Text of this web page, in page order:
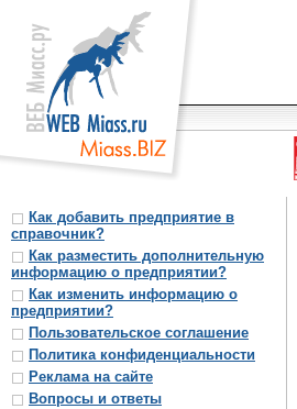
Как добавить предприятие в
справочник?
Как разместить дополнительную
информацию о предприятии?
Как изменить информацию о
предприятии?
Пользовательское соглашение
Политика конфиденциальности
Реклама на сайте
Вопросы и ответы